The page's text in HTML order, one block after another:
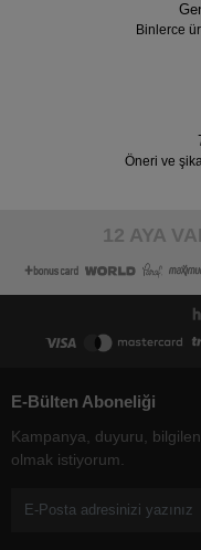
Binlerce
Öneri ve
12 AYA
E-Bülten Aboneliği
Kampanya, duyuru,
olmak istiyorum.